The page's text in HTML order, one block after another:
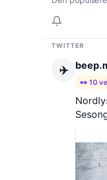
TWITTER
✈️
👀 10